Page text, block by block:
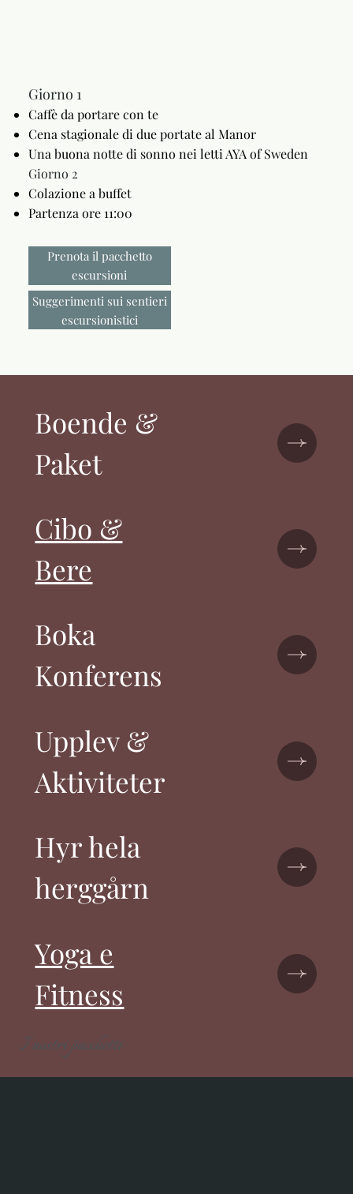
Giorno 1
Caffè da portare con te
Cena stagionale di due portate al Manor
Una buona notte di sonno nei letti AYA of Sweden
Giorno 2
Colazione a buffet
Partenza ore 11:00
Prenota il pacchetto
escursioni
Suggerimenti sui sentieri
escursionistici
I nostri pacchetti
Boende &
Paket
Cibo &
Bere
Boka
Konferens
Upplev &
Aktiviteter
Hyr hela
herggårn
Yoga e
Fitness